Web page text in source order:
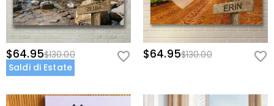
$64.95$130.00
Saldi di Estate
$64.95$130.00